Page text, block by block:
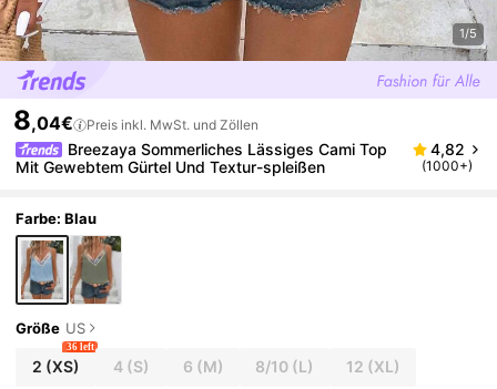
1/5
8,04€ Preis inkl. MwSt. und Zöllen
Breezaya Sommerliches Lässiges Cami Top
Mit Gewebtem Gürtel Und Textur-spleißen
4,82
(1000+)
Farbe: Blau
Größe US
2 (XS)
36 left
4(S) 6 (M) 8/10 (L) 12 (XL)